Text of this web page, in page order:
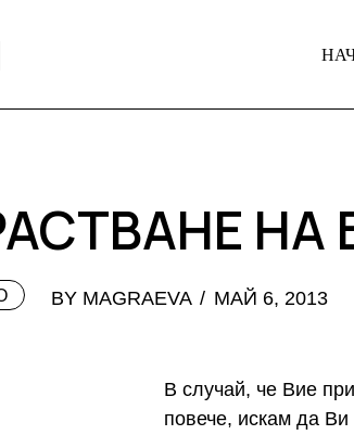
НА
BY MAGRAEVA МАЙ 6, 2013
В случай, че Вие
повече, искам да